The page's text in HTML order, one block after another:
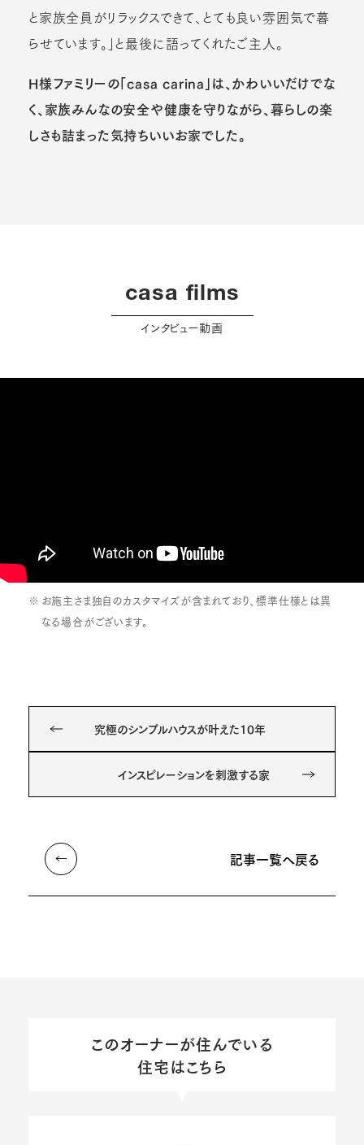
と家族全員がリラックスできて、とても良い雰囲気で暮
らせています。」と最後に語ってくれたご主人。
H様ファミリーの「casa carina」は、かわいいだけでな
く、家族みんなの安全や健康を守りながら、暮らしの楽
しさも詰まった気持ちいいお家でした。
casa films
インタビュー動画
お施主さま独自のカスタマイズが含まれており、標準仕様とは異
なる場合がございます。
究極のシンプルハウスが叶えた10年
インスピレーションを刺激する家
記事一覧へ戻る
このオーナーが住んでいる
住宅はこちら